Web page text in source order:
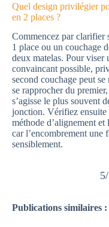
Quel design privilégier
en 2 places ?
Commencez par clarifier
1 place ou un couchage
deux matelas. Pour viser
convaincant possible,
second couchage peut se
se rapprocher du
s’agisse le plus souvent
jonction. Vérifiez ensuite
méthode d’alignement
car l’encombrement une
sensiblement.
Publications similaires :